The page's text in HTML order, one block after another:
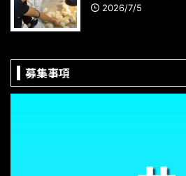
2026/7/5
募集事項